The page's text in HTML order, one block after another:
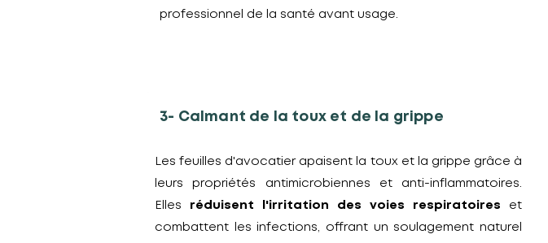
professionnel de la santé avant usage.
3- Calmant de la toux et de la grippe
Les feuilles d'avocatier apaisent la toux et la grippe grâce à
leurs propriétés antimicrobiennes et anti-inflammatoires.
Elles réduisent l'irritation des voies respiratoires et
combattent les infections, offrant un soulagement naturel